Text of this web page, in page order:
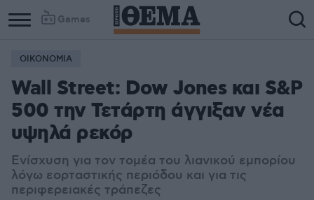
Games
ΟΙΚΟΝΟΜΙΑ
Wall Street: Dow Jones και S&P
500 την Τετάρτη άγγιξαν νέα
υψηλά ρεκόρ
Ενίσχυση για τον τομέα του λιανικού εμπορίου
λόγω εορταστικής περιόδου και για τις
περιφερειακές τράπεζες